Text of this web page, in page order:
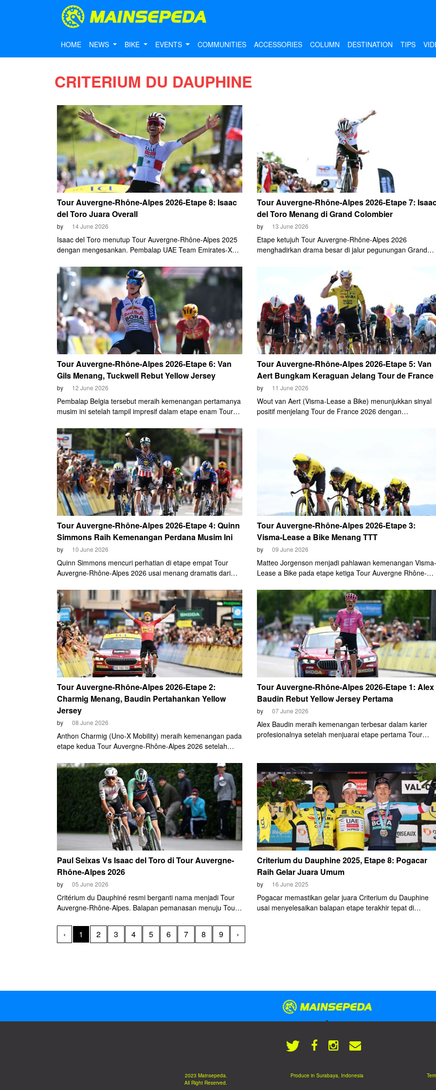
HOME NEWS BIKE EVENTS COMMUNITIES ACCESSORIES COLUMN DESTINATION TIPS
CRITERIUM DU DAUPHINE
Tour Auvergne-Rhône-Alpes 2026-Etape 8: Isaac
del Toro Juara Overall
by 14 June 2026
Isaac del Toro menutup Tour Auvergne-Rhône-Alpes 2025
dengan mengesankan. Pembalap UAE Team Emirates-XRG
etape terakhir pada Minggu (14/6).
Tour Auvergne-Rhône-Alpes 2026-Etape 7:
del Toro Menang di Grand Colombier
by 13 June 2026
Etape ketujuh Tour Auvergne-Rhône-Alpes 2026
menghadirkan drama besar di jalur pegunungan Grand
Tour Auvergne-Rhône-Alpes 2026-Etape 6: Van
Gils Menang, Tuckwell Rebut Yellow Jersey
by 12 June 2026
Pembalap Belgia tersebut meraih kemenangan pertamanya
musim ini setelah tampil impresif dalam etape enam Tour
Tour Auvergne-Rhône-Alpes 2026-Etape 5: Van
Aert Bungkam Keraguan Jelang Tour de France
by 11 June 2026
Wout van Aert (Visma-Lease a Bike) menunjukkan sinyal
positif menjelang Tour de France 2026 dengan
Tour Auvergne-Rhône-Alpes 2026-Etape 4: Quinn
Simmons Raih Kemenangan Perdana Musim Ini
by 10 June 2026
Quinn Simmons mencuri perhatian di etape empat Tour
Auvergne-Rhône-Alpes 2026 usai menang dramatis dari
Montrond-les-Bains, Rabu (10/6).
Tour Auvergne-Rhône-Alpes 2026-Etape 3:
Visma-Lease a Bike Menang TTT
by 09 June 2026
Matteo Jorgenson menjadi pahlawan kemenangan Visma-
Lease a Bike pada etape ketiga Tour Auvergne Rhône-
trial (TTT), Selasa (9/6).
Tour Auvergne-Rhône-Alpes 2026-Etape 2:
Charmig Menang, Baudin Pertahankan Yellow
Jersey
by 08 June 2026
Anthon Charmig (Uno-X Mobility) meraih kemenangan pada
etape kedua Tour Auvergne-Rhône-Alpes 2026 setelah
balapan, Senin (8/6).
Tour Auvergne-Rhône-Alpes 2026-Etape 1: Alex
Baudin Rebut Yellow Jersey Pertama
by 07 June 2026
Alex Baudin meraih kemenangan terbesar dalam karier
profesionalnya setelah menjuarai etape pertama Tour
Paul Seixas Vs Isaac del Toro di Tour Auvergne-
Rhône-Alpes 2026
by 05 June 2026
Critérium du Dauphiné resmi berganti nama menjadi Tour
Auvergne-Rhône-Alpes. Balapan pemanasan menuju Tour
Criterium du Dauphine 2025, Etape 8: Pogacar
Raih Gelar Juara Umum
by 16 June 2025
Pogacar memastikan gelar juara Criterium du Dauphine
usai menyelesaikan balapan etape terakhir tepat di
‹ 1 2 3 4 5 6 7 8 9 ›
2023 Mainsepeda.
All Right Reserved.
Produce in Surabaya, Indonesia